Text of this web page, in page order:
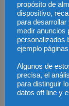
En mi opinión es
indemnización por
de salario,
de una protección
durante el cual se
las mismas
por desempleo
durante el cual
propósito de
dispositivo,
para
medir anuncios
personalizados
ejemplo
Algunos de
precisa, el
para distinguir
datos off line y